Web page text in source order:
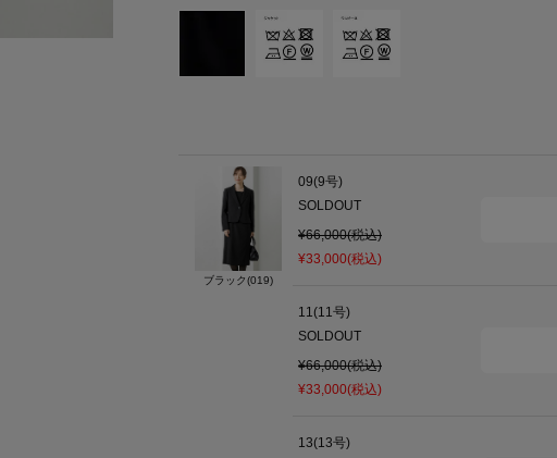
ブラック(019)
09(9号)
SOLDOUT
¥66,000(税込)
¥33,000(税込)
11(11号)
SOLDOUT
¥66,000(税込)
¥33,000(税込)
13(13号)